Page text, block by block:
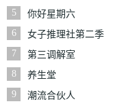
5
你好星期六
6
女子推理社第二季
7
第三调解室
8
养生堂
9
潮流合伙人